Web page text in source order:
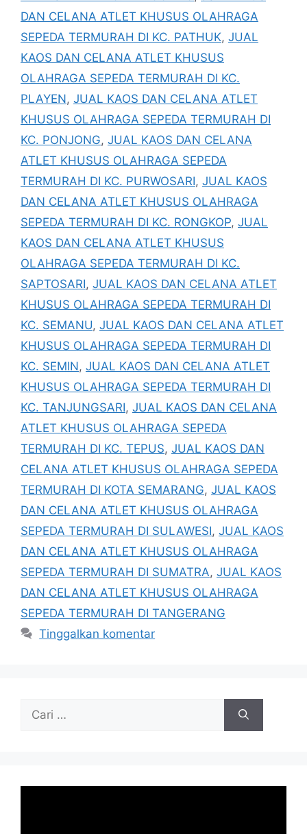
DAN CELANA ATLET KHUSUS OLAHRAGA
SEPEDA TERMURAH DI KC. PATHUK, JUAL
KAOS DAN CELANA ATLET KHUSUS
OLAHRAGA SEPEDA TERMURAH DI KC.
PLAYEN, JUAL KAOS DAN CELANA ATLET
KHUSUS OLAHRAGA SEPEDA TERMURAH DI
KC. PONJONG, JUAL KAOS DAN CELANA
ATLET KHUSUS OLAHRAGA SEPEDA
TERMURAH DI KC. PURWOSARI, JUAL KAOS
DAN CELANA ATLET KHUSUS OLAHRAGA
SEPEDA TERMURAH DI KC. RONGKOP, JUAL
KAOS DAN CELANA ATLET KHUSUS
OLAHRAGA SEPEDA TERMURAH DI KC.
SAPTOSARI, JUAL KAOS DAN CELANA ATLET
KHUSUS OLAHRAGA SEPEDA TERMURAH DI
KC. SEMANU, JUAL KAOS DAN CELANA ATLET
KHUSUS OLAHRAGA SEPEDA TERMURAH DI
KC. SEMIN, JUAL KAOS DAN CELANA ATLET
KHUSUS OLAHRAGA SEPEDA TERMURAH DI
KC. TANJUNGSARI, JUAL KAOS DAN CELANA
ATLET KHUSUS OLAHRAGA SEPEDA
TERMURAH DI KC. TEPUS, JUAL KAOS DAN
CELANA ATLET KHUSUS OLAHRAGA SEPEDA
TERMURAH DI KOTA SEMARANG, JUAL KAOS
DAN CELANA ATLET KHUSUS OLAHRAGA
SEPEDA TERMURAH DI SULAWESI, JUAL KAOS
DAN CELANA ATLET KHUSUS OLAHRAGA
SEPEDA TERMURAH DI SUMATRA, JUAL KAOS
DAN CELANA ATLET KHUSUS OLAHRAGA
SEPEDA TERMURAH DI TANGERANG
Tinggalkan komentar
untuk: